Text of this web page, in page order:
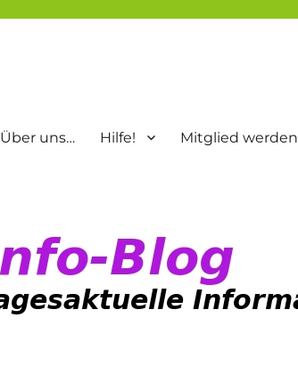
Über uns… Hilfe! Mitglied werden